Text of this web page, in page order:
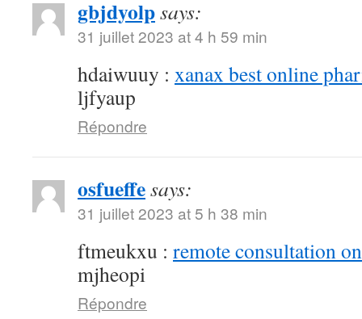
gbjdyolpsays:
31 juillet 2023 at 4 h 59 min
hdaiwuuy : xanax best online
ljfyaup
Répondre
osfueffesays:
31 juillet 2023 at 5 h 38 min
ftmeukxu : remote consultation
mjheopi
Répondre